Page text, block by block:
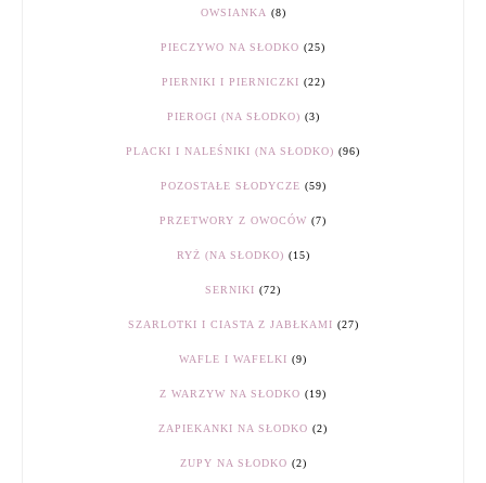
OWSIANKA (8)
PIECZYWO NA SŁODKO (25)
PIERNIKI I PIERNICZKI (22)
PIEROGI (NA SŁODKO) (3)
PLACKI I NALEŚNIKI (NA SŁODKO) (96)
POZOSTAŁE SŁODYCZE (59)
PRZETWORY Z OWOCÓW (7)
RYŻ (NA SŁODKO) (15)
SERNIKI (72)
SZARLOTKI I CIASTA Z JABŁKAMI (27)
WAFLE I WAFELKI (9)
Z WARZYW NA SŁODKO (19)
ZAPIEKANKI NA SŁODKO (2)
ZUPY NA SŁODKO (2)